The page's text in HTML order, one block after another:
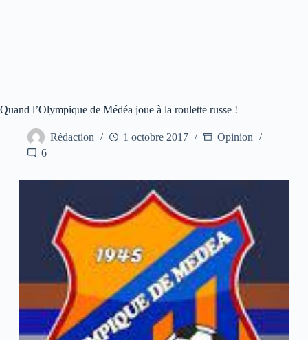
Quand l’Olympique de Médéa joue à la roulette russe !
Rédaction 1 octobre 2017
Opinion
6